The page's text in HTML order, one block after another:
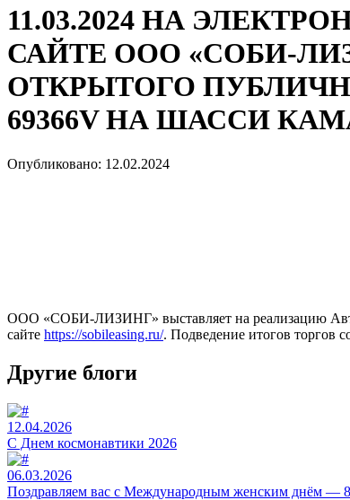
11.03.2024 НА
САЙТЕ ООО «СОБИ-
ОТКРЫТОГО
69366V НА ШАССИ
Опубликовано: 12.02.2024
ООО «СОБИ-ЛИЗИНГ» выставляет на реализацию
сайте https://sobileasing.ru/. Подведение итогов торгов
Другие блоги
12.04.2026
C Днем космонавтики 2026
06.03.2026
Поздравляем вас с Международным женским днём —